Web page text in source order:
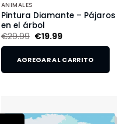
ANIMALES
Pintura Diamante – Pájaros
en el árbol
€29.99 €19.99
AGREGAR AL CARRITO